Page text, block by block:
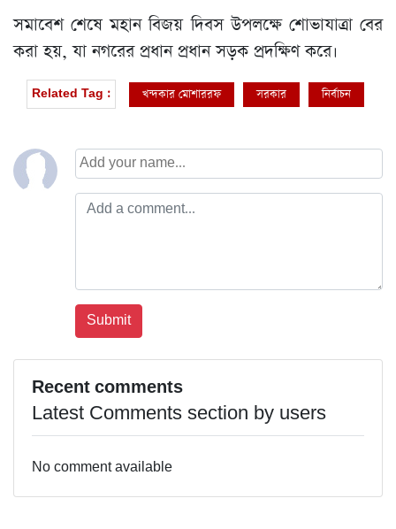
সমাবেশ শেষে মহান বিজয় দিবস উপলক্ষে শোভাযাত্রা বের
করা হয়, যা নগরের প্রধান প্রধান সড়ক প্রদক্ষিণ করে।
Related Tag : খন্দকার মোশাররফ সরকার নির্বাচন
Recent comments
Latest Comments section by users
No comment available